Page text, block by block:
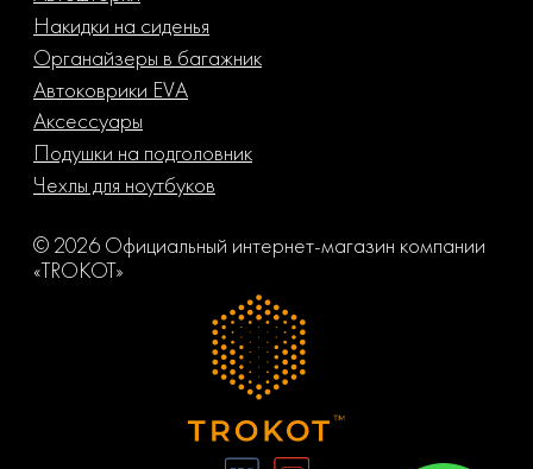
Накидки на сиденья
Органайзеры в багажник
Автоковрики EVA
Аксессуары
Подушки на подголовник
Чехлы для ноутбуков
© 2026 Официальный интернет-магазин компании
«TROKOT»